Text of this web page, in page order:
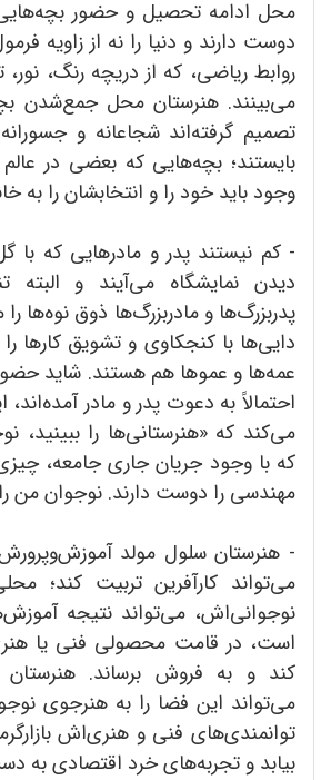
محل ادامه تحصیل و حضور
دوست دارند و دنیا را نه از زاویه
روابط ریاضی، که از دریچه رنگ، نور،
می‌بینند. هنرستان محل جمع‌شدن
تصمیم گرفته‌اند شجاعانه و
بایستند؛ بچه‌هایی که بعضی در عالم
وجود باید خود را و انتخابشان را به
- کم نیستند پدر و مادرهایی که با
دیدن نمایشگاه می‌آیند و البته
پدربزرگ‌ها و مادربزرگ‌ها ذوق نوه‌ها
دایی‌ها با کنجکاوی و تشویق کارها
عمه‌ها و عموها هم هستند. شاید
احتمالاً به دعوت پدر و مادر آمده‌اند،
می‌کند که «هنرستانی‌ها را ببینید،
که با وجود جریان جاری جامعه،
مهندسی را دوست دارند. نوجوان من را
- هنرستان سلول مولد
می‌تواند کارآفرین تربیت کند؛
نوجوانی‌اش، می‌تواند نتیجه
است، در قامت محصولی فنی یا
کند و به فروش برساند.
می‌تواند این فضا را به هنرجوی
توانمندی‌های فنی و هنری‌اش
بیابد و تجربه‌های خرد اقتصادی به